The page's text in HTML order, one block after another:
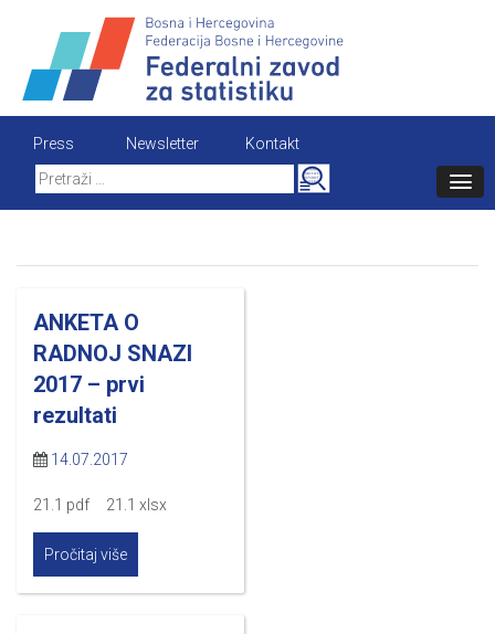
content
Press Newsletter
Kontakt
Search
for:
ANKETA O
RADNOJ SNAZI
2017 – prvi
rezultati
14.07.2017
21.1 pdf 21.1 xlsx
Pročitaj više